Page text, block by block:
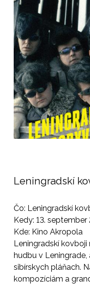
Leningradskí
Čo: Leningradskí
Kedy: 13. september
Kde: Kino Akropola
Leningradskí
hudbu v Leningrade,
sibírskych pláňach.
kompozíciám a